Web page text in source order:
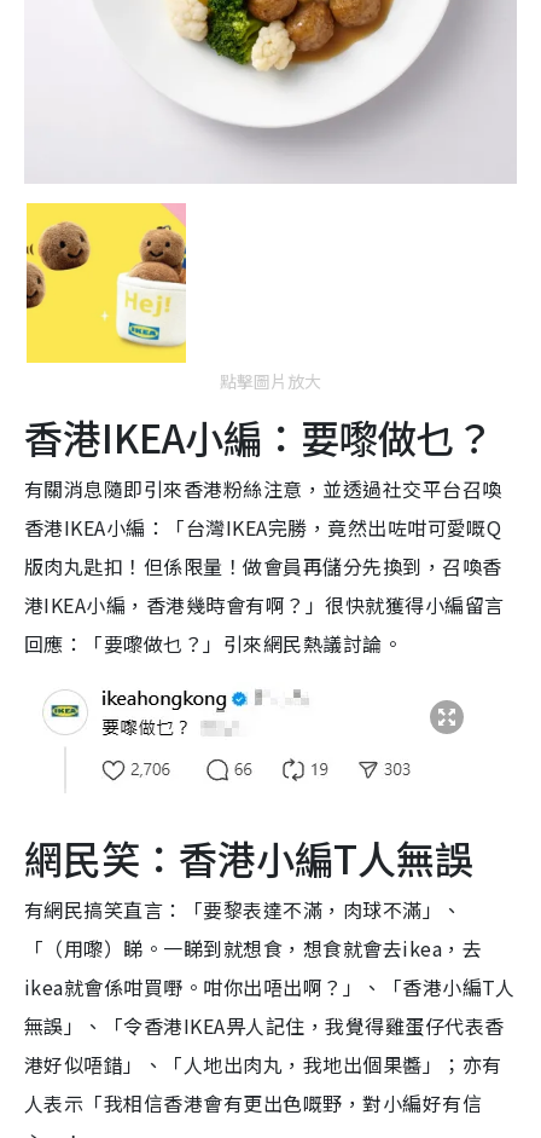
點擊圖片放大
香港IKEA小編：要嚟做乜？
有關消息隨即引來香港粉絲注意，並透過社交平台召喚
香港IKEA小編：「台灣IKEA完勝，竟然出咗咁可愛嘅Q
版肉丸匙扣！但係限量！做會員再儲分先換到，召喚香
港IKEA小編，香港幾時會有啊？」很快就獲得小編留言
回應：「要嚟做乜？」引來網民熱議討論。
網民笑：香港小編T人無誤
有網民搞笑直言：「要黎表達不滿，肉球不滿」、
「（用嚟）睇。一睇到就想食，想食就會去ikea，去
ikea就會係咁買嘢。咁你出唔出啊？」、「香港小編T人
無誤」、「令香港IKEA畀人記住，我覺得雞蛋仔代表香
港好似唔錯」、「人地出肉丸，我地出個果醬」；亦有
人表示「我相信香港會有更出色嘅野，對小編好有信